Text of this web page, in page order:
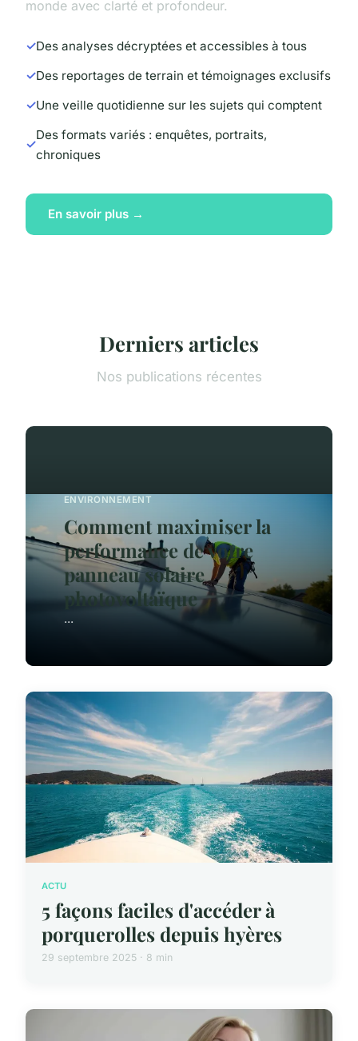
monde avec clarté et profondeur.
Des analyses décryptées et accessibles à tous
Des reportages de terrain et témoignages exclusifs
Une veille quotidienne sur les sujets qui comptent
Des formats variés : enquêtes, portraits,
chroniques
En savoir plus →
Derniers articles
Nos publications récentes
ENVIRONNEMENT
Comment maximiser la
performance de votre
panneau solaire
photovoltaïque
...
ACTU
5 façons faciles d'accéder à
porquerolles depuis hyères
29 septembre 2025 · 8 min